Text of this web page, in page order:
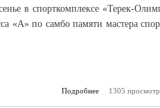
в спорткомплексе «Терек-
«А» по самбо памяти мастера
Подробнее
о В КБР
1305